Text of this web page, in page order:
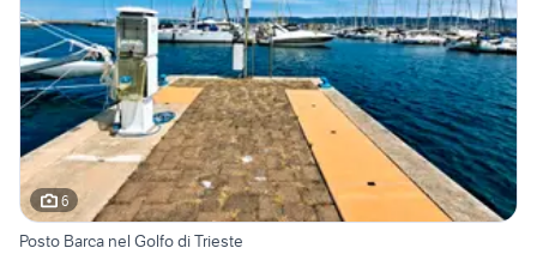
6
Posto Barca nel Golfo di Trieste